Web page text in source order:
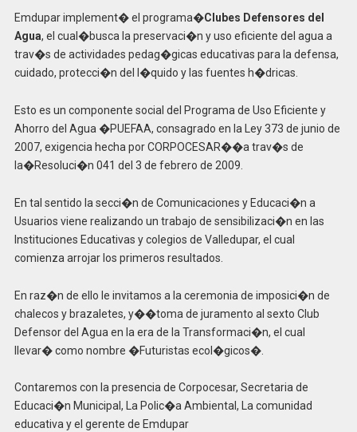
Emdupar implement� el programa�Clubes Defensores del
Agua, el cual�busca la preservaci�n y uso eficiente del agua a
trav�s de actividades pedag�gicas educativas para la defensa,
cuidado, protecci�n del l�quido y las fuentes h�dricas.
Esto es un componente social del Programa de Uso Eficiente y
Ahorro del Agua �PUEFAA, consagrado en la Ley 373 de junio de
2007, exigencia hecha por CORPOCESAR��a trav�s de
la�Resoluci�n 041 del 3 de febrero de 2009.
En tal sentido la secci�n de Comunicaciones y Educaci�n a
Usuarios viene realizando un trabajo de sensibilizaci�n en las
Instituciones Educativas y colegios de Valledupar, el cual
comienza arrojar los primeros resultados.
En raz�n de ello le invitamos a la ceremonia de imposici�n de
chalecos y brazaletes, y��toma de juramento al sexto Club
Defensor del Agua en la era de la Transformaci�n, el cual
llevar� como nombre �Futuristas ecol�gicos�.
Contaremos con la presencia de Corpocesar, Secretaria de
Educaci�n Municipal, La Polic�a Ambiental, La comunidad
educativa y el gerente de Emdupar